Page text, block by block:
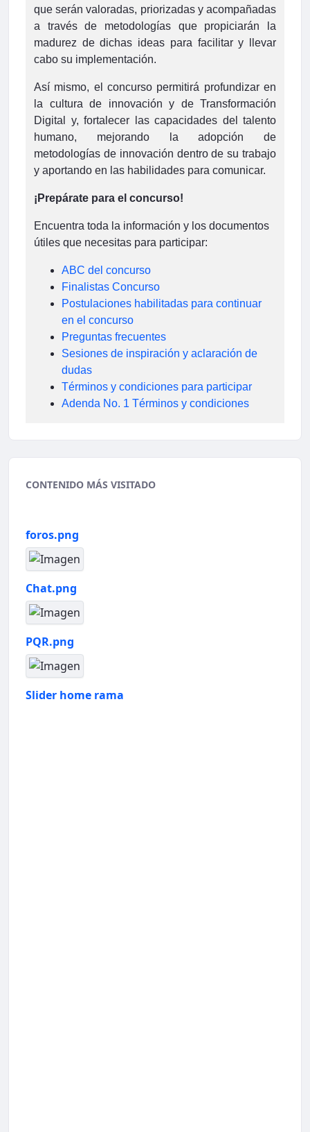
que serán valoradas, priorizadas y acompañadas
a través de metodologías que propiciarán la
madurez de dichas ideas para facilitar y llevar
cabo su implementación.
Así mismo, el concurso permitirá profundizar en
la cultura de innovación y de Transformación
Digital y, fortalecer las capacidades del talento
humano, mejorando la adopción de
metodologías de innovación dentro de su trabajo
y aportando en las habilidades para comunicar.
¡Prepárate para el concurso!
Encuentra toda la información y los documentos
útiles que necesitas para participar:
ABC del concurso
Finalistas Concurso
Postulaciones habilitadas para continuar
en el concurso
Preguntas frecuentes
Sesiones de inspiración y aclaración de
dudas
Términos y condiciones para participar
Adenda No. 1 Términos y condiciones
CONTENIDO MÁS VISITADO
foros.png
Chat.png
PQR.png
Slider home rama